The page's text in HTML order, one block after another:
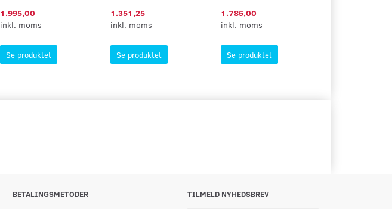
1.995,00
inkl. moms
Se produktet
1.351,25
inkl. moms
Se produktet
1.785,00
inkl. moms
Se produktet
BETALINGSMETODER
TILMELD NYHEDSBREV